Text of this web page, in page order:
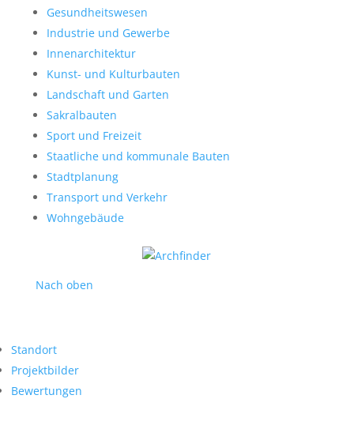
Gesundheitswesen
Industrie und Gewerbe
Innenarchitektur
Kunst- und Kulturbauten
Landschaft und Garten
Sakralbauten
Sport und Freizeit
Staatliche und kommunale Bauten
Stadtplanung
Transport und Verkehr
Wohngebäude
Nach oben
Standort
Projektbilder
Bewertungen